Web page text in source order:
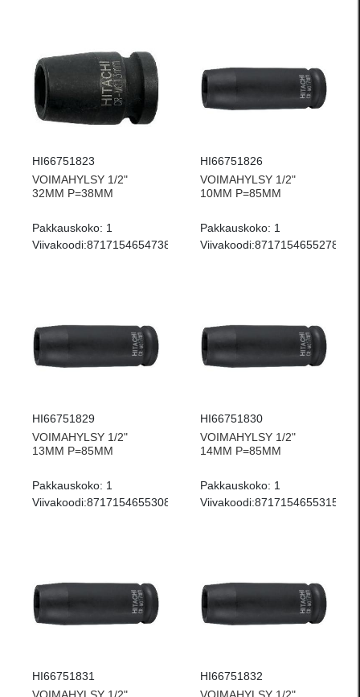
HI66751823
VOIMAHYLSY 1/2"
32MM P=38MM
Pakkauskoko: 1
Viivakoodi:8717154654738
HI66751826
VOIMAHYLSY 1/2"
10MM P=85MM
Pakkauskoko: 1
Viivakoodi:8717154655278
HI66751829
VOIMAHYLSY 1/2"
13MM P=85MM
Pakkauskoko: 1
Viivakoodi:8717154655308
HI66751830
VOIMAHYLSY 1/2"
14MM P=85MM
Pakkauskoko: 1
Viivakoodi:8717154655315
HI66751831
HI66751832